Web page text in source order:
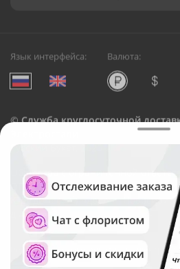
Язык интерфейса: Валюта:
©Служба круглосуточной
Русский Букет, 2026
Общество с ограниченной
ОГРН: 1195476081745, ИНН:
Юридический адрес: г.
д.42, оф. 3
Рейтинг Русского букета в г.